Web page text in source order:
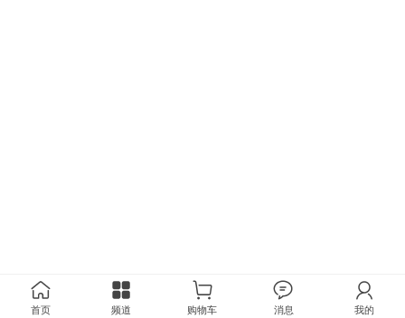
首页 频道 购物车 消息 我的